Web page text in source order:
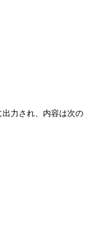
力され、内容は次の